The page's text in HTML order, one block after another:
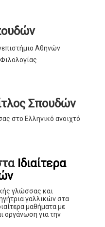
Αθηνών
Σπουδών
στο Ελληνικό ανοιχτό
Ιδιαίτερα
γλώσσας και
γαλλικών στα
μαθήματα με
οργάνωση για την